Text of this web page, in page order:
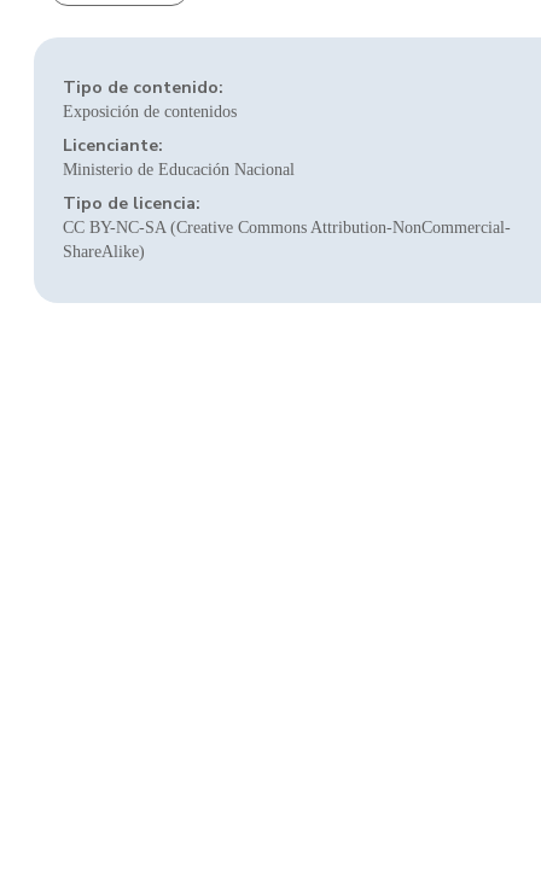
Tipo de contenido:
Exposición de contenidos
Licenciante:
Ministerio de Educación Nacional
Tipo de licencia:
CC BY-NC-SA (Creative Commons Attribution-NonCommercial-
ShareAlike)